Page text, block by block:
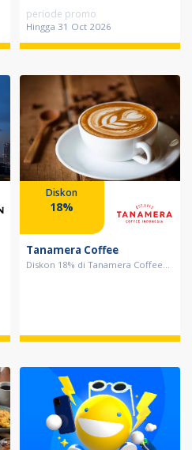
periode promo
Hingga 31 Oct 2026
Diskon
18%
Tanamera Coffee
Diskon 18% di Tanamera Coffee...